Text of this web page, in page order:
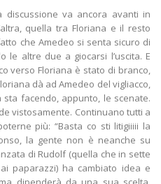
Alessia ne ha anche per lui: “mandavi abbracci e baci, è normale che la tua fidanzata s’arrabbi”. Ma lui dice di non averci mai provato con Chiara. La stessa Chiara, però, dice che il GF è stato più che obiettivo. “Non mi è mai capitato in sette edizioni di vedere gente scontenta di stare nella casa” continua la Marcuzzi. Andiamo da Ilenia che sta piangendo. Alessia spiega che alcune persone che lavorano nel confessionale sono rimaste male per l’aggressività di Rudolf. Ilenia, con la lacrima lì lì, un po’ giustifica gli uni e un po’ l’altro. Si torna dalla pubblicità e alcuni stanno parlando in giardino, ma tutti i discorsi vengono interrotti da stacchi strategici di regia. Rudolf è in confessionale e Alessia si collega con lui. “Non ci saranno penali, ti do la mia parola” assicura Alessia. “Io son già eliminato, la produzione sa di cosa sto parlando” dice lui. “Sì, me ne voglio andare via, ho mancato di rispetto a tutti, mi dispiace, ma è inutile, voglio andare a casa, posso andare?”. “C’è qualcosa che vuoi dire?”, e lui: “è passato un messaggio sbagliato, io vado a riprendermi la mia vita”. “Sai che cosa ne penso – conclude Alessia – per molti sei un pilastro, tu non sai controllare le tue emozioni”. Lui non ha mai voluto mancare di rispetto a nessuno, insiste. La Marcuzzi vuole andare a fondo e lui non si tira indietro: “qui dentro mi son state fatte domande su Ilenia, se ci farei mai qualcosa eccetera, ma di che stiamo a parlà?”. Sganciata l’ultima bomba, [b]Rudolf decide di ritirarsi[/b]. Rudolf va in salotto per salutare i ragazzi, ma “ho cose più importanti a cui pensare”. Vito gli sbarra la strada, i ragazzi non vogliono lasciarlo uscire. “Levati da sta c… di porta, non te ne vai”. Lui cerca di passare per il confessionale, gli altri insistono, Floriana si stende comoda comoda sul divano. Ilenia sulla soglia del confessionale cerca di farlo ragionare. Esasperato, Rudolf chiede ad Alessia cosa deve fare. Dopo ore, la Marcuzzi interviene in diffusione: “le persone che ti vogliono bene cercano di trattenerti, è una cosa molto bella”. Come cambia l’atmosfera per qualche punto di share. “Basta, voglio andare via, non mettetevi qui davanti, voglio andare via, per piacere”. Alla fine, Rudolf ce la fa, e [b]lascia la casa del Grande Fratello[/b]. E giù tutti a piangere. Alessia si collega con Vito e lo manda in confessionale per chiedergli un’opinione su quanto appena accaduto. “C’è stata una pressione forte” dice. “Ma di che stai parlando?”, replica sulla difensiva Alessia. La colpa, però, la sta dando a Floriana, Enrica, che ora fanno le dispiaciute ma prima spalavano fango. “Tutto ciò è patetico”. Alfonso Signorini dice la sua: “non è una bella pagina nella storia della trasmissione, ma è inevitabile, la situazione è scappata di mano per la maleducazione e la volgarità di questi ragazzi” e propone la consueta soluzione ‘tutti a casa’. “È stato dato un pessimo esempio al paese”. Non è carino parlare del tuo datore di lavoro, ora. Alessia cerca di tirare le fila di una puntata uscita totalmente dalla scaletta. Alle 23.01 viene chiuso il televoto. [b]Si salva… Amedeo[/b]. Veloci stasera a calcolare le percentuali eh? Parliamo di Monica, che era entrata nella casa fidanzata con un tal Diego. Monica gli aveva anche detto “ti amo” prima di entrare nella casa e la storia proseguiva da due anni. Avevano anche bambini o ci fermiamo qui? Diego è andato a parlare dalla D’Urso, raccontando anche di un cenone di Natale assieme con i parenti di lui. Monica dice la sua: “gli ho detto che l’amavo, lui lo sa, mi ha fatto soffrire tanto e ha detto che non mi amava più”. Diego è dietro la parete scorrevole, parlarci direttamente. Diego, già particolarmente virile nel filmato precedente, sfoggia anche una sciarpina al collo da urlo. Monica parla di ictus, padri morti e cincillà. Secondo Monica si erano lasciati un mese prima di entrare in casa, secondo Diego c’era stato solo un allontanamento concluso con un riavvicinamento negli ultimi 5 giorni. Whatever, scenetta preparata prima di entrare in casa. Ridateci gli sputtanamenti degli autori! Scende la parete scorrevole, lei se ne va urlando “mi hai molato giorno dopo ictus di mio papà, mi hai deto 52 volte che non mi ama, chissà quanto l’han pagato per farlo venire qui”. Monica ti avviso, non è la serata giusta per dire queste cose. Chiara e Amedeo vanno nella stanza delle sorprese. “Potrebbe essere l’ultima volta di vedervi nella casa”, quindi filmatone con “Distratto” di Francesca di X Factor in sottofondo. A metà filmato i due si insultano cordialmente, “guardati stupido”, “taci vittima”. La Marcuzzi dice la sua: “è un atteggiamento tipico di tanti uomini, ci si avvicina e poi chi s’è visto s’è visto, siete stati molto molto vicini”. Amedeo furibondo: “sei tu che vuoi far fraintendere le cose”. “Non fare il furbetto” continua la Marcuzzi. Chiara lo accusa di averle dato della fallita durante il filmato e il pubblico è tutto dalla sua parte. Si to